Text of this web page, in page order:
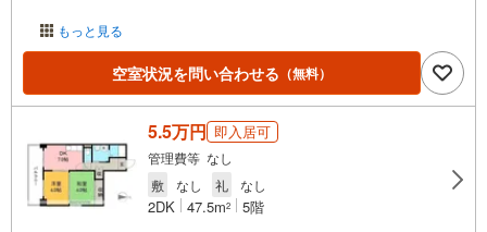
もっと見る
空室状況を問い合わせる （無料）
5.5万円 即入居可
管理費等 なし
敷
なし 礼 なし
2DK 47.5m2 5階